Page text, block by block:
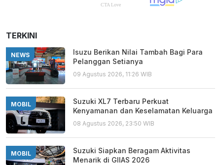
TERKINI
NEWS
Isuzu Berikan Nilai Tambah Bagi Para
Pelanggan Setianya
09 Agustus 2026, 11:26 WIB
MOBIL
Suzuki XL7 Terbaru Perkuat
Kenyamanan dan Keselamatan Keluarga
08 Agustus 2026, 23:50 WIB
MOBIL
Suzuki Siapkan Beragam Aktivitas
Menarik di GIIAS 2026